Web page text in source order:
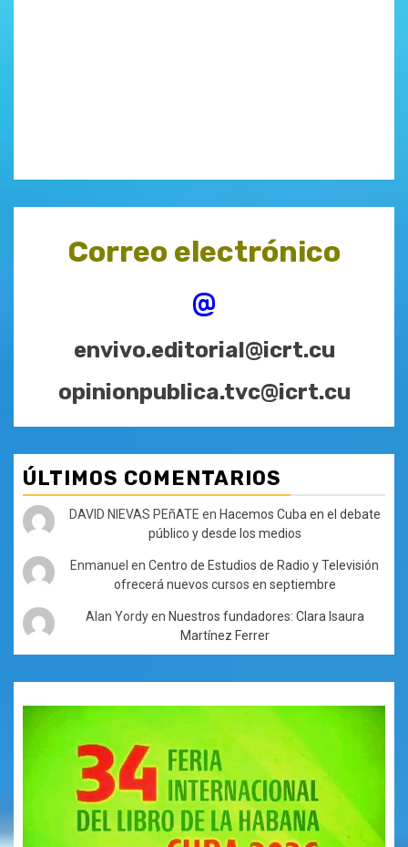
Correo electrónico
@
envivo.editorial@icrt.cu
opinionpublica.tvc@icrt.cu
ÚLTIMOS COMENTARIOS
DAVID NIEVAS PEñATE en Hacemos Cuba en el debate
público y desde los medios
Enmanuel enCentro de Estudios de Radio y Televisión
ofrecerá nuevos cursos en septiembre
Alan Yordyen Nuestros fundadores: Clara Isaura
Martínez Ferrer